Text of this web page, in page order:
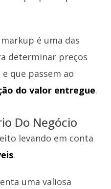
é uma das
determinar preços
que passem ao
do valor entregue.
Do Negócio
levando em conta
.
uma valiosa